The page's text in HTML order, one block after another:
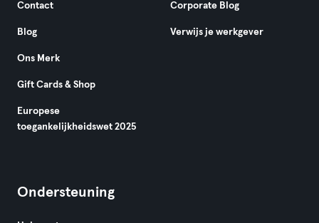
Contact
Blog
Ons Merk
Gift Cards & Shop
Europese
toegankelijkheidswet 2025
Corporate Blog
Verwijs je werkgever
Ondersteuning